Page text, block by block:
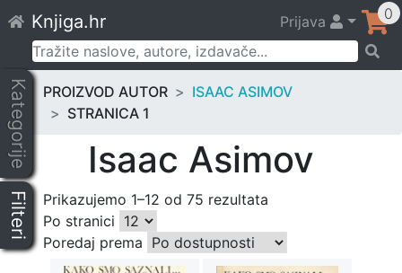
to
content
Knjiga.hr Prijava 0
Pretraži:
Kategorije
Filteri
PROIZVOD AUTOR
ISAAC ASIMOV
STRANICA 1
Isaac Asimov
Prikazujemo 1–12 od 75 rezultata
Po stranici
Poredaj prema